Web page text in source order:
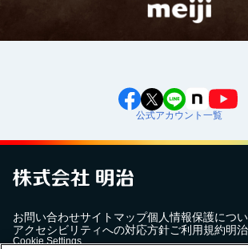
公式アカウント一覧
お問い合わせサイトマップ個人情報保護につ
アクセシビリティへの対応方針ご利用規約明
Cookie Settings